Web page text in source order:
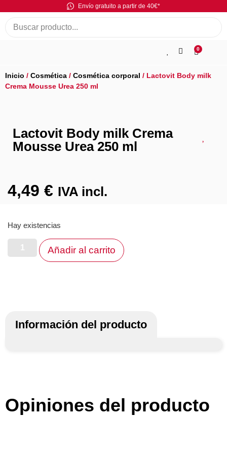
Envío gratuito a partir de 40€*
0
Inicio / Cosmética / Cosmética corporal / Lactovit Body milk
Crema Mousse Urea 250 ml
Lactovit Body milk Crema
Mousse Urea 250 ml
4,49 € IVA incl.
Hay existencias
Añadir al carrito
Información del producto
Opiniones del producto